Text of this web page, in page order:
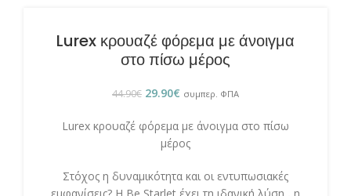
Lurex κρουαζέ φόρεμα με άνοιγμα
στο πίσω μέρος
44.90€ 29.90€ συμπερ. ΦΠΑ
Lurex κρουαζέ φόρεμα με άνοιγμα στο πίσω
μέρος
Στόχος η δυναμικότητα και οι εντυπωσιακές